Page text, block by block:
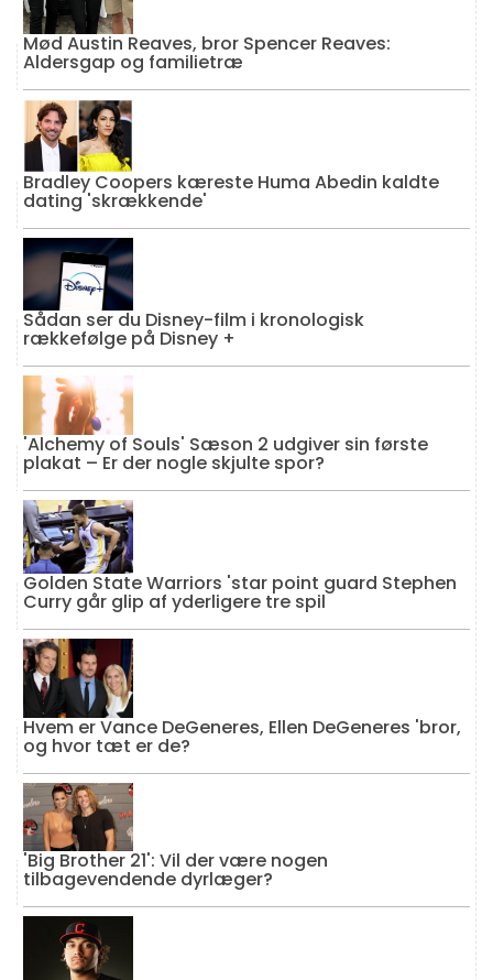
Mød Austin Reaves, bror Spencer Reaves:
Aldersgap og familietræ
Bradley Coopers kæreste Huma Abedin kaldte
dating 'skrækkende'
Sådan ser du Disney-film i kronologisk
rækkefølge på Disney +
'Alchemy of Souls' Sæson 2 udgiver sin første
plakat – Er der nogle skjulte spor?
Golden State Warriors 'star point guard Stephen
Curry går glip af yderligere tre spil
Hvem er Vance DeGeneres, Ellen DeGeneres 'bror,
og hvor tæt er de?
'Big Brother 21': Vil der være nogen
tilbagevendende dyrlæger?